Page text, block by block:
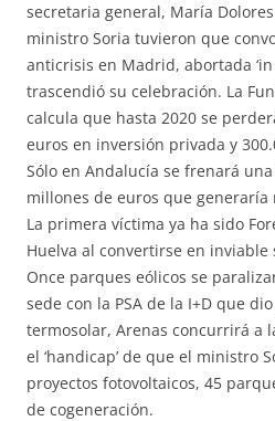
secretaria general, María
ministro Soria tuvieron que
anticrisis en Madrid, abortada
trascendió su celebración. La
calcula que hasta 2020 se
euros en inversión privada y
Sólo en Andalucía se frenará
millones de euros que generaría
La primera víctima ya ha sido
Huelva al convertirse en inviable
Once parques eólicos se
sede con la PSA de la I+D que
termosolar, Arenas concurrirá a
el ‘handicap’ de que el ministro
proyectos fotovoltaicos, 45
de cogeneración.